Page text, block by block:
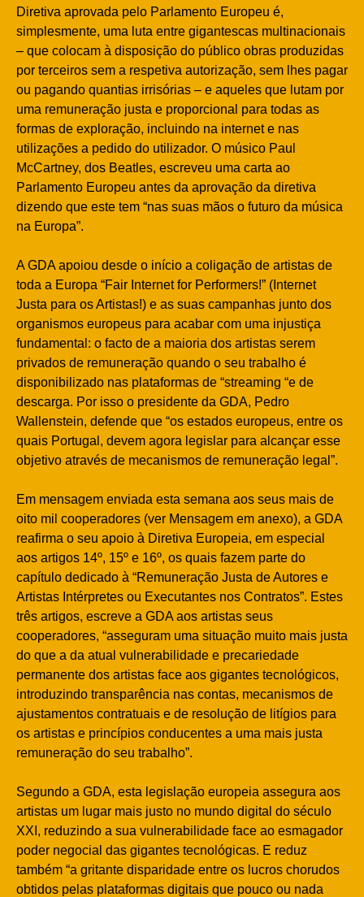
Diretiva aprovada pelo Parlamento Europeu é,
simplesmente, uma luta entre gigantescas multinacionais
– que colocam à disposição do público obras produzidas
por terceiros sem a respetiva autorização, sem lhes pagar
ou pagando quantias irrisórias – e aqueles que lutam por
uma remuneração justa e proporcional para todas as
formas de exploração, incluindo na internet e nas
utilizações a pedido do utilizador. O músico Paul
McCartney, dos Beatles, escreveu uma carta ao
Parlamento Europeu antes da aprovação da diretiva
dizendo que este tem “nas suas mãos o futuro da música
na Europa”.
A GDA apoiou desde o início a coligação de artistas de
toda a Europa “Fair Internet for Performers!” (Internet
Justa para os Artistas!) e as suas campanhas junto dos
organismos europeus para acabar com uma injustiça
fundamental: o facto de a maioria dos artistas serem
privados de remuneração quando o seu trabalho é
disponibilizado nas plataformas de “streaming “e de
descarga. Por isso o presidente da GDA, Pedro
Wallenstein, defende que “os estados europeus, entre os
quais Portugal, devem agora legislar para alcançar esse
objetivo através de mecanismos de remuneração legal”.
Em mensagem enviada esta semana aos seus mais de
oito mil cooperadores (ver Mensagem em anexo), a GDA
reafirma o seu apoio à Diretiva Europeia, em especial
aos artigos 14º, 15º e 16º, os quais fazem parte do
capítulo dedicado à “Remuneração Justa de Autores e
Artistas Intérpretes ou Executantes nos Contratos”. Estes
três artigos, escreve a GDA aos artistas seus
cooperadores, “asseguram uma situação muito mais justa
do que a da atual vulnerabilidade e precariedade
permanente dos artistas face aos gigantes tecnológicos,
introduzindo transparência nas contas, mecanismos de
ajustamentos contratuais e de resolução de litígios para
os artistas e princípios conducentes a uma mais justa
remuneração do seu trabalho”.
Segundo a GDA, esta legislação europeia assegura aos
artistas um lugar mais justo no mundo digital do século
XXI, reduzindo a sua vulnerabilidade face ao esmagador
poder negocial das gigantes tecnológicas. E reduz
também “a gritante disparidade entre os lucros chorudos
obtidos pelas plataformas digitais que pouco ou nada